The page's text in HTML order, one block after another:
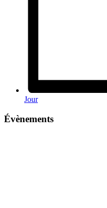
Jour
Évènements